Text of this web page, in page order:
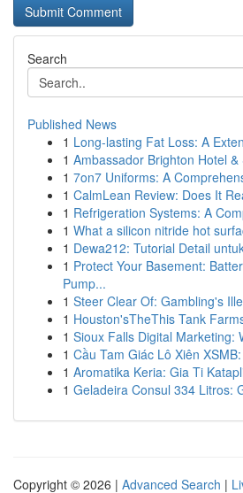
Search
Published News
1 Long-lasting Fat Loss: A
1 Ambassador Brighton Hotel &
1 7on7 Uniforms: A
1 CalmLean Review: Does It
1 Refrigeration Systems: A
1 What a silicon nitride hot
1 Dewa212: Tutorial Detail
1 Protect Your Basement:
Pump...
1 Steer Clear Of: Gambling's
1 Houston'sTheThis Tank
1 Sioux Falls Digital Marketing:
1 Cầu Tam Giác Lô Xiên
1 Aromatika Keria: Gia Ti
1 Geladeira Consul 334 Litros:
Copyright © 2026 | Advanced Search |